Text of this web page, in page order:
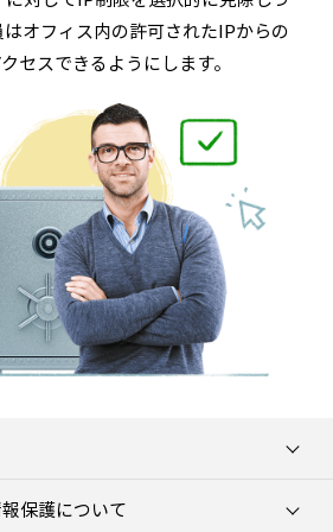
オフィス内の許可されたIPからの
セスできるようにします。
保護について